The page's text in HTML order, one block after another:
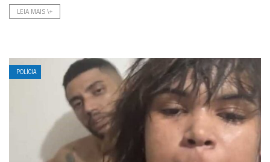
LEIA MAIS \+
POLÍCIA